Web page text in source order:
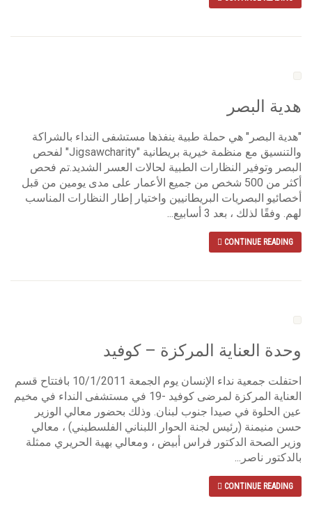
هدية البصر
"هدية البصر" هي حملة طبية ينفذها مستشفى النداء بالشراكة
والتنسيق مع منظمة خيرية بريطانية "Jigsawcharity" لفحص
البصر وتوفير النظارات الطبية لحالات العسر الشديد.تم فحص
أكثر من 500 شخص من جميع الأعمار على مدى يومين من قبل
أخصائيو البصريات البريطانيين واختيار إطار النظارات المناسب
لهم. وفقًا لذلك ، بعد 3 أسابيع...
CONTINUE READING
وحدة العناية المركزة – كوفيد
احتفلت جمعية نداء الإنسان يوم الجمعة 10/1/2011 بافتتاح قسم
العناية المركزة لمرضى كوفيد -19 في مستشفى النداء في مخيم
عين الحلوة في صيدا جنوب لبنان. وذلك بحضور معالي الوزير
حسن منيمنة (رئيس لجنة الحوار اللبناني الفلسطيني) ، معالي
وزير الصحة الدكتور فراس أبيض ، ومعالي بهية الحريري ممثلة
بالدكتور ناصر...
CONTINUE READING